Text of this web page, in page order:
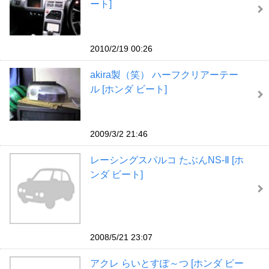
ート]
2010/2/19 00:26
akira製（笑） ハーフクリアーテー
ル [ホンダ ビート]
2009/3/2 21:46
レーシングスパルコ たぶんNS-Ⅱ [ホ
ンダ ビート]
2008/5/21 23:07
アクレ らいとすぽ～つ [ホンダ ビー